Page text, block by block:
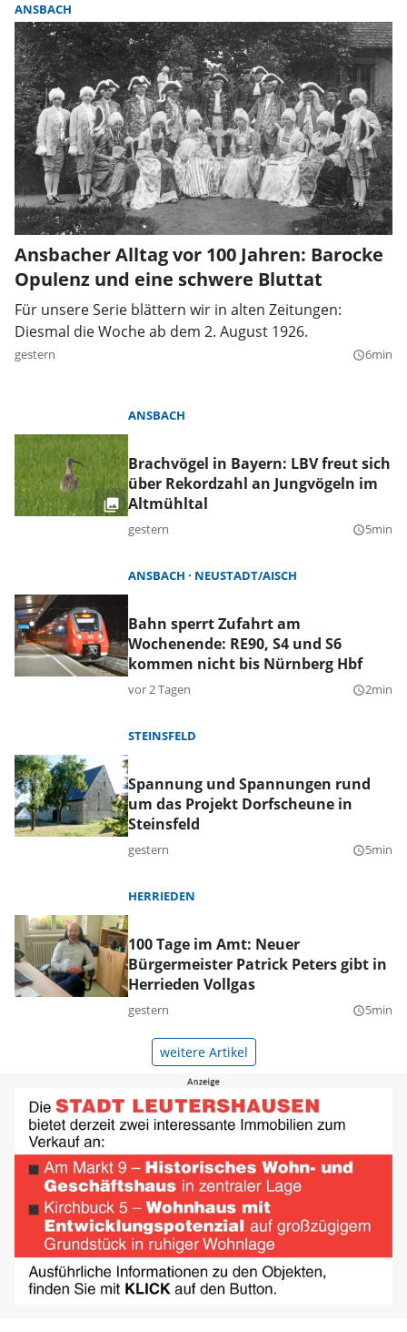
ANSBACH
Ansbacher Alltag vor 100 Jahren: Barocke
Opulenz und eine schwere Bluttat
Für unsere Serie blättern wir in alten Zeitungen:
Diesmal die Woche ab dem 2. August 1926.
gestern query_builder6min
ANSBACH
Brachvögel in Bayern: LBV freut sich
über Rekordzahl an Jungvögeln im
Altmühltal
gestern query_builder5min
ANSBACH NEUSTADT/AISCH
Bahn sperrt Zufahrt am
Wochenende: RE90, S4 und S6
kommen nicht bis Nürnberg Hbf
vor 2 Tagen query_builder2min
STEINSFELD
Spannung und Spannungen rund
um das Projekt Dorfscheune in
Steinsfeld
gestern query_builder5min
HERRIEDEN
100 Tage im Amt: Neuer
Bürgermeister Patrick Peters gibt in
Herrieden Vollgas
gestern query_builder5min
weitere Artikel